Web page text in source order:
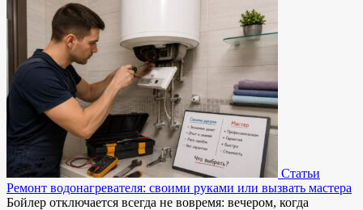
Статьи
Ремонт водонагревателя: своими руками или вызвать мастера
Бойлер отключается всегда не вовремя: вечером, когда